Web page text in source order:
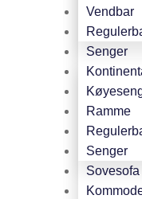
Vendbar
Senger
Ramme
Senger
Sovesofa